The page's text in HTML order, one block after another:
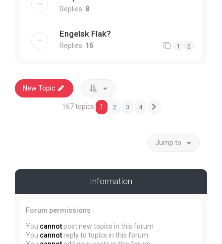
Replies: 8
Engelsk Flak?
Replies: 16 1 2
New Topic
167 topics 1 2 3 4
Jump to
Information
Forum permissions
You cannot post new topics in this forum
You cannot reply to topics in this forum